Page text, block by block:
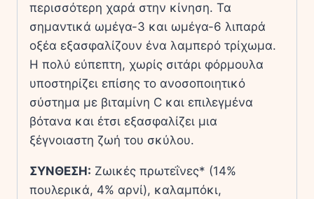
περισσότερη χαρά στην κίνηση. Τα
σημαντικά ωμέγα-3 και ωμέγα-6 λιπαρά
οξέα εξασφαλίζουν ένα λαμπερό τρίχωμα.
Η πολύ εύπεπτη, χωρίς σιτάρι φόρμουλα
υποστηρίζει επίσης το ανοσοποιητικό
σύστημα με βιταμίνη C και επιλεγμένα
βότανα και έτσι εξασφαλίζει μια
ξέγνοιαστη ζωή του σκύλου.
ΣΥΝΘΕΣΗ: Ζωικές πρωτεΐνες* (14%
πουλερικά, 4% αρνί), καλαμπόκι,